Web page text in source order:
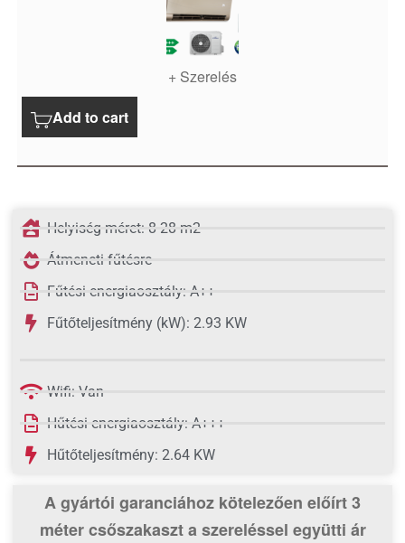
+ Szerelés
Add to cart
Helyiség méret: 8-28 m2
Átmeneti fűtésre
Fűtési energiaosztály: A++
Fűtőteljesítmény (kW): 2.93 KW
Wifi: Van
Hűtési energiaosztály: A+++
Hűtőteljesítmény: 2.64 KW
A gyártói garanciához kötelezően előírt 3
méter csőszakaszta szereléssel együtti ár